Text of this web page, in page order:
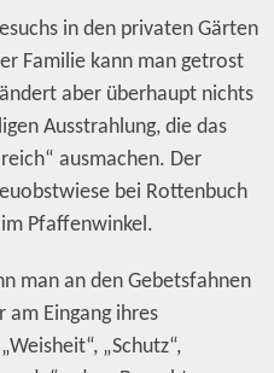
in den privaten Gärten
Familie kann man getrost
aber überhaupt nichts
Ausstrahlung, die das
ausmachen. Der
bei Rottenbuch
Pfaffenwinkel.
man an den Gebetsfahnen
am Eingang ihres
„Schutz“,